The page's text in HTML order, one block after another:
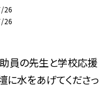
26
26
員の先生と学校応援
に水をあげてくださっ